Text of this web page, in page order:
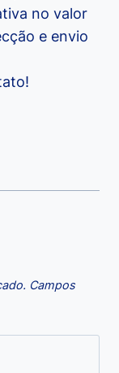
no valor
e envio
Campos